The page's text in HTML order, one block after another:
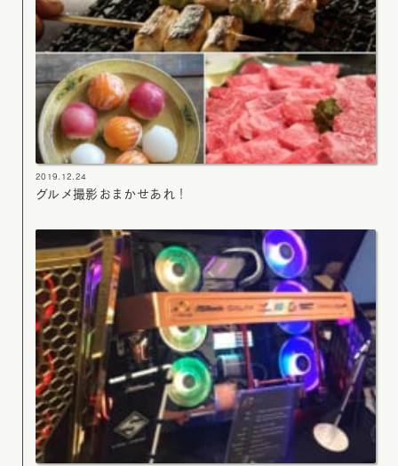
2019.12.24
グルメ撮影おまかせあれ！